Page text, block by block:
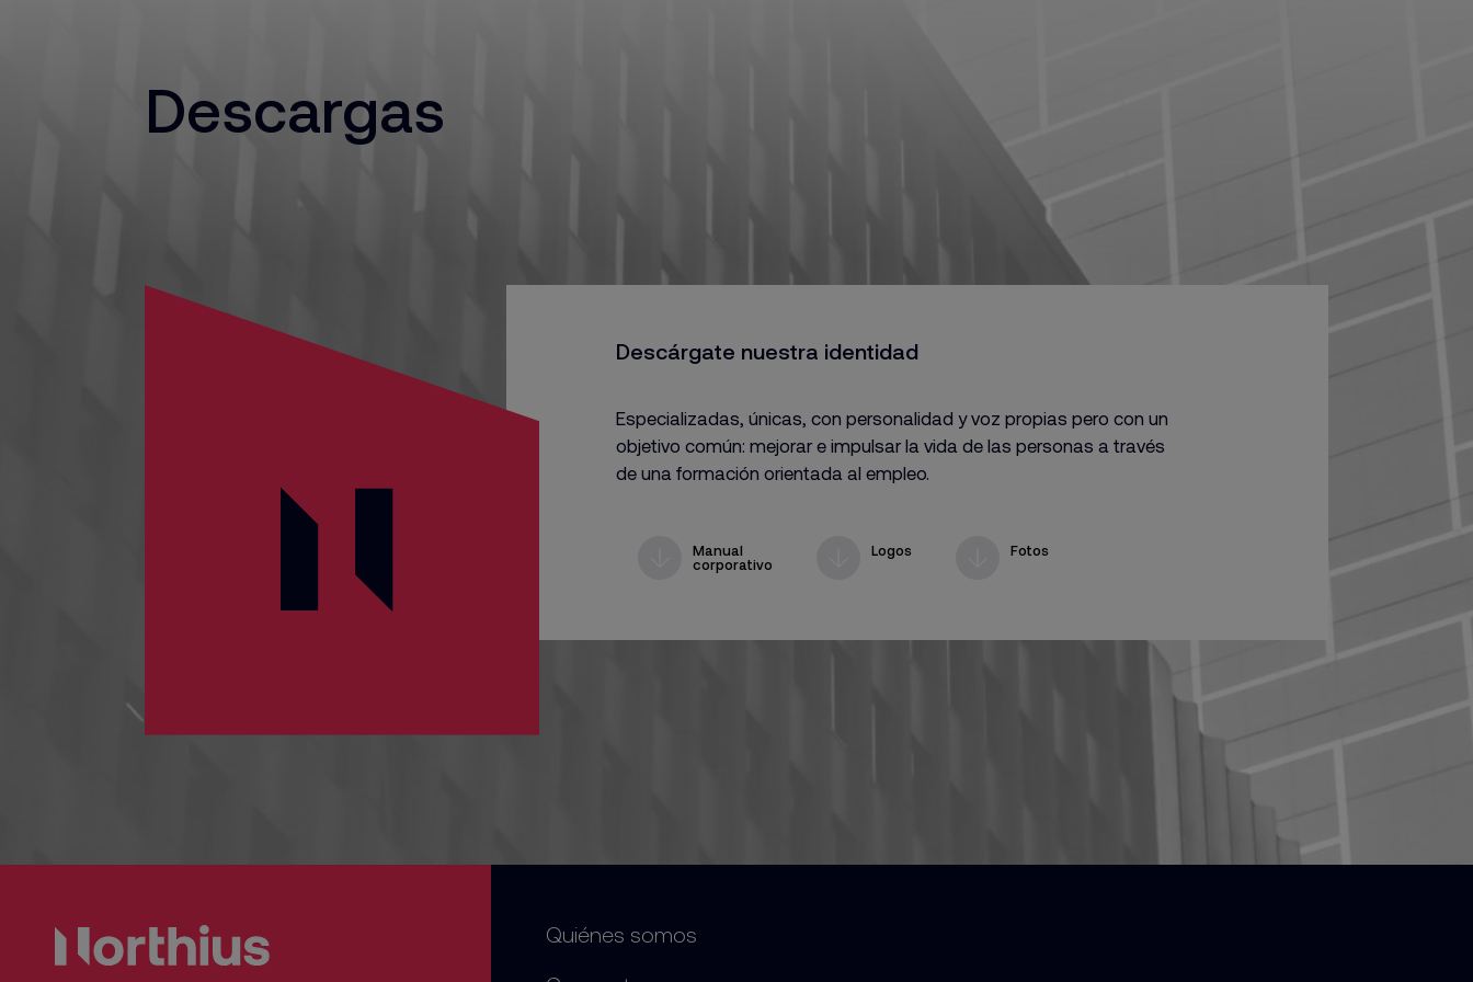
Descargas
Descárgate nuestra identidad
Especializadas, únicas, con personalidad y voz propias pero con un
objetivo común: mejorar e impulsar la vida de las personas a través
de una formación orientada al empleo.
Manual
corporativo
Logos Fotos
Quiénes somos